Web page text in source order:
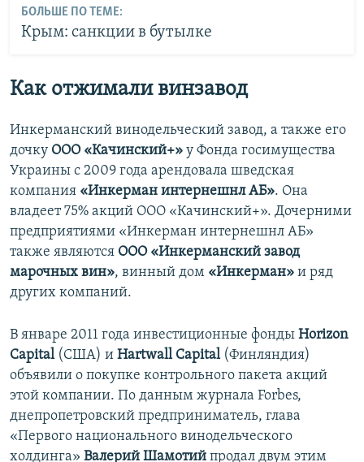
БОЛЬШЕ ПО ТЕМЕ:
Крым: санкции в бутылке
Как отжимали винзавод
Инкерманский винодельческий завод, а также его
дочку ООО «Качинский+» у Фонда госимущества
Украины с 2009 года арендовала шведская
компания «Инкерман интернешнл АБ». Она
владеет 75% акций ООО «Качинский+». Дочерними
предприятиями «Инкерман интернешнл АБ»
также являются ООО «Инкерманский завод
марочных вин», винный дом «Инкерман» и ряд
других компаний.
В январе 2011 года инвестиционные фонды Horizon
Capital (США) и Hartwall Capital(Финляндия)
объявили о покупке контрольного пакета акций
этой компании. По данным журнала Forbes,
днепропетровский предприниматель, глава
«Первого национального винодельческого
холдинга» Валерий Шамотий продал двум этим